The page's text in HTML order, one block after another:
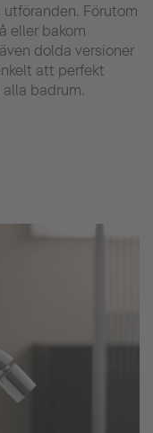
Förutom
eller bakom
dolda versioner
att perfekt
badrum.